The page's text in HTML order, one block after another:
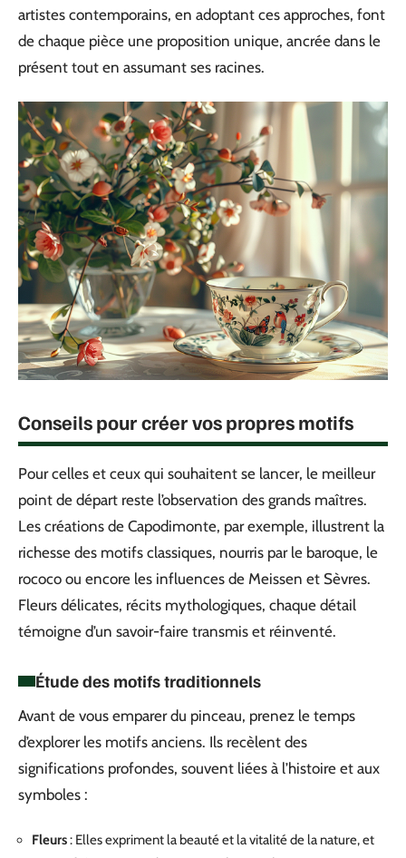
artistes contemporains, en adoptant ces approches, font
de chaque pièce une proposition unique, ancrée dans le
présent tout en assumant ses racines.
Conseils pour créer vos propres motifs
Pour celles et ceux qui souhaitent se lancer, le meilleur
point de départ reste l’observation des grands maîtres.
Les créations de Capodimonte, par exemple, illustrent la
richesse des motifs classiques, nourris par le baroque, le
rococo ou encore les influences de Meissen et Sèvres.
Fleurs délicates, récits mythologiques, chaque détail
témoigne d’un savoir-faire transmis et réinventé.
Étude des motifs traditionnels
Avant de vous emparer du pinceau, prenez le temps
d’explorer les motifs anciens. Ils recèlent des
significations profondes, souvent liées à l’histoire et aux
symboles :
Fleurs: Elles expriment la beauté et la vitalité de la nature, et